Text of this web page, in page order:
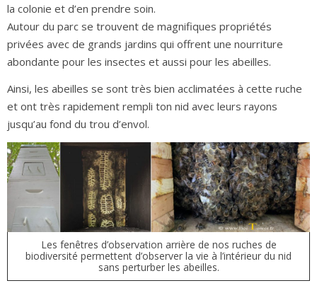
la colonie et d’en prendre soin.
Autour du parc se trouvent de magnifiques propriétés
privées avec de grands jardins qui offrent une nourriture
abondante pour les insectes et aussi pour les abeilles.
Ainsi, les abeilles se sont très bien acclimatées à cette ruche
et ont très rapidement rempli ton nid avec leurs rayons
jusqu’au fond du trou d’envol.
Les fenêtres d’observation arrière de nos ruches de
biodiversité permettent d’observer la vie à l’intérieur du nid
sans perturber les abeilles.